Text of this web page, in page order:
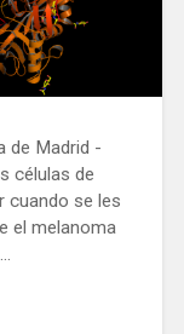
de Madrid -
células de
cuando se les
el melanoma